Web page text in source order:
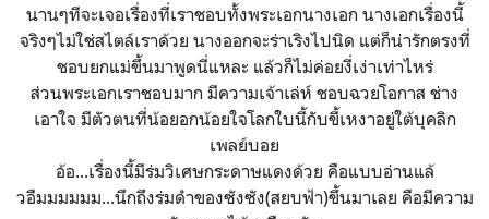
นานๆทีจะเจอเรื่องที่เราชอบทั้งพระเอกนางเอก นางเอกเรื่องนี้
จริงๆไม่ใช่สไตล์เราด้วย นางออกจะร่าเริงไปนิด แต่ก็น่ารักตรงที่
ชอบยกแม่ขึ้นมาพูดนี่แหละ แล้วก็ไม่ค่อยงี่เง่าเท่าไหร่
ส่วนพระเอกเราชอบมาก มีความเจ้าเล่ห์ ชอบฉวยโอกาส ช่าง
เอาใจ มีตัวตนที่น้อยอกน้อยใจโลกใบนี้กับขี้เหงาอยู่ใต้บุคลิก
เพลย์บอย
อ้อ...เรื่องนี้มีร่มวิเศษกระดาษแดงด้วย คือแบบอ่านแล้
วอืมมมมมม...นึกถึงร่มดำของซังซัง(สยบฟ้า)ขึ้นมาเลย คือมีความ